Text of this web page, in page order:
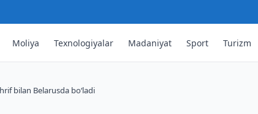
Moliya Texnologiyalar Madaniyat Sport Turizm
bilan Belarusda boʻladi